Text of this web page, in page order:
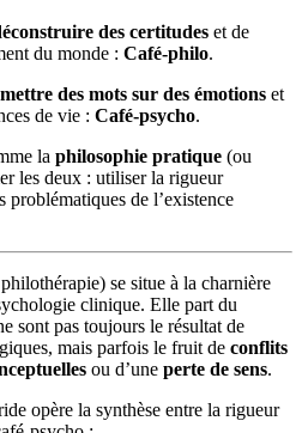
des certitudes et de
du monde : Café-philo.
mettre des mots sur des émotions et
de vie : Café-psycho.
la philosophie pratique (ou
les deux : utiliser la rigueur
de l’existence
se situe à la charnière
clinique. Elle part du
sont pas toujours le résultat de
mais parfois le fruit de conflits
ou d’une perte de sens.
opère la synthèse entre la rigueur